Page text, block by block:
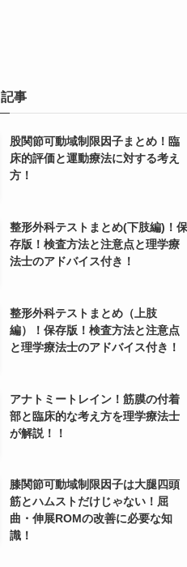
事
股関節可動域制限因子まとめ！臨
床的評価と運動療法に対する考え
方！
整形外科テストまとめ(下肢編)！保
存版！検査方法と注意点と理学療
法士のアドバイス付き！
整形外科テストまとめ（上肢
編）！保存版！検査方法と注意点
と理学療法士のアドバイス付き！
アナトミートレイン！筋膜の付着
部と臨床的な考え方を理学療法士
が解説！！
膝関節可動域制限因子は大腿四頭
筋とハムストだけじゃない！屈
曲・伸展ROMの改善に必要な知
識！